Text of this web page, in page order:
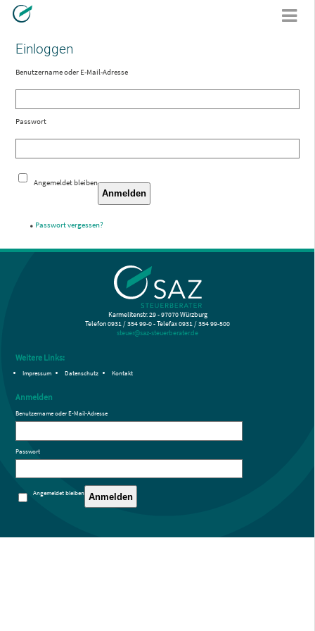
Einloggen
Benutzername oder E-Mail-Adresse
Passwort
Angemeldet bleiben
Anmelden
Passwort vergessen?
Karmelitenstr. 29 - 97070 Würzburg
Telefon 0931 / 354 99-0 - Telefax 0931 / 354 99-500
steuer@saz-steuerberater.de
Weitere Links:
Impressum Datenschutz Kontakt
Anmelden
Benutzername oder E-Mail-Adresse
Passwort
Angemeldet bleiben Anmelden